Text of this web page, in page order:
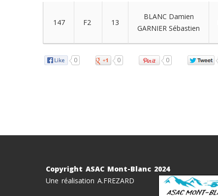
147 F2 13
BLANC Damien
GARNIER Sébastien
0 0 0
Copyright ASAC Mont-Blanc 2024
Une réalisation A.FREZARD